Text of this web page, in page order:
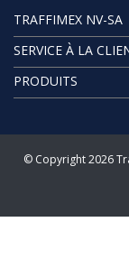
TRAFFIMEX NV-SA
SERVICE À LA
PRODUITS
© Copyright 2026